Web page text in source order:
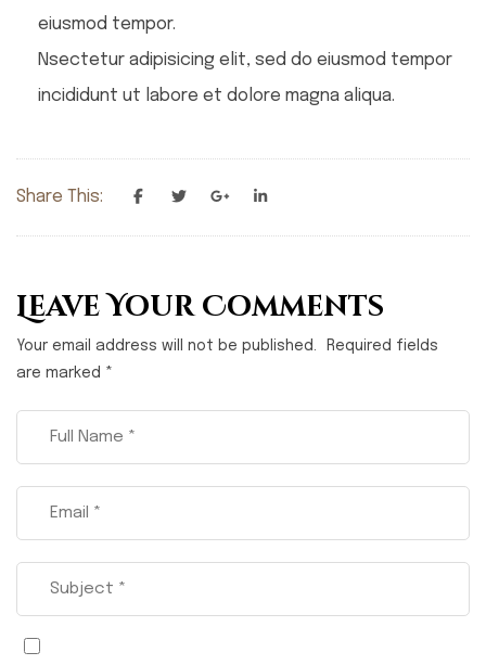
eiusmod tempor.
Nsectetur adipisicing elit, sed do eiusmod tempor
incididunt ut labore et dolore magna aliqua.
Share This:
Leave Your Comments
Your email address will not be published.
Required fields
are marked *